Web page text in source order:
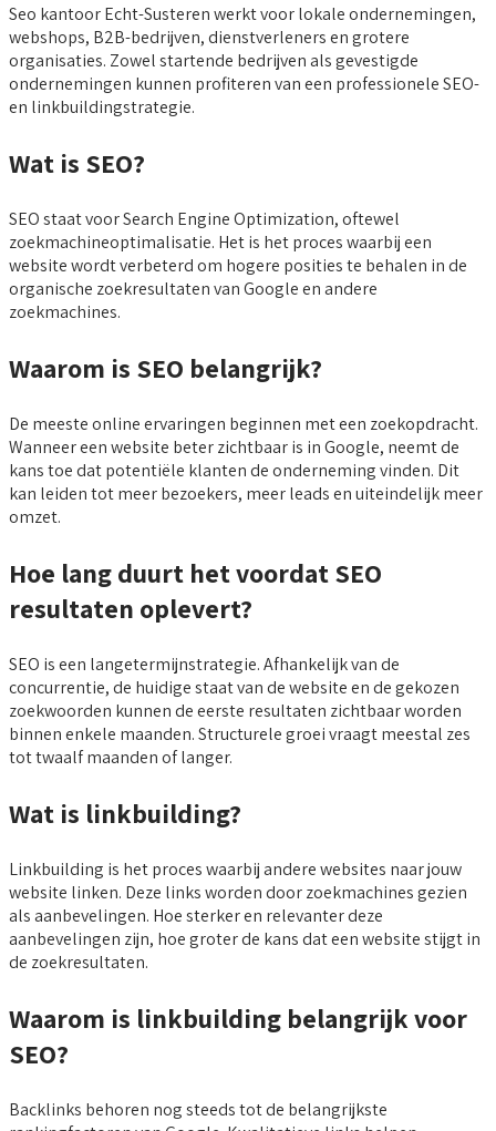
Seo kantoor Echt-Susteren werkt voor lokale ondernemingen,
webshops, B2B-bedrijven, dienstverleners en grotere
organisaties. Zowel startende bedrijven als gevestigde
ondernemingen kunnen profiteren van een professionele SEO-
en linkbuildingstrategie.
Wat is SEO?
SEO staat voor Search Engine Optimization, oftewel
zoekmachineoptimalisatie. Het is het proces waarbij een
website wordt verbeterd om hogere posities te behalen in de
organische zoekresultaten van Google en andere
zoekmachines.
Waarom is SEO belangrijk?
De meeste online ervaringen beginnen met een zoekopdracht.
Wanneer een website beter zichtbaar is in Google, neemt de
kans toe dat potentiële klanten de onderneming vinden. Dit
kan leiden tot meer bezoekers, meer leads en uiteindelijk meer
omzet.
Hoe lang duurt het voordat SEO
resultaten oplevert?
SEO is een langetermijnstrategie. Afhankelijk van de
concurrentie, de huidige staat van de website en de gekozen
zoekwoorden kunnen de eerste resultaten zichtbaar worden
binnen enkele maanden. Structurele groei vraagt meestal zes
tot twaalf maanden of langer.
Wat is linkbuilding?
Linkbuilding is het proces waarbij andere websites naar jouw
website linken. Deze links worden door zoekmachines gezien
als aanbevelingen. Hoe sterker en relevanter deze
aanbevelingen zijn, hoe groter de kans dat een website stijgt in
de zoekresultaten.
Waarom is linkbuilding belangrijk voor
SEO?
Backlinks behoren nog steeds tot de belangrijkste